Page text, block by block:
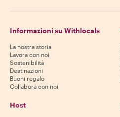
Informazioni su Withlocals
La nostra storia
Lavora con noi
Sostenibilità
Destinazioni
Buoni regalo
Collabora con noi
Host